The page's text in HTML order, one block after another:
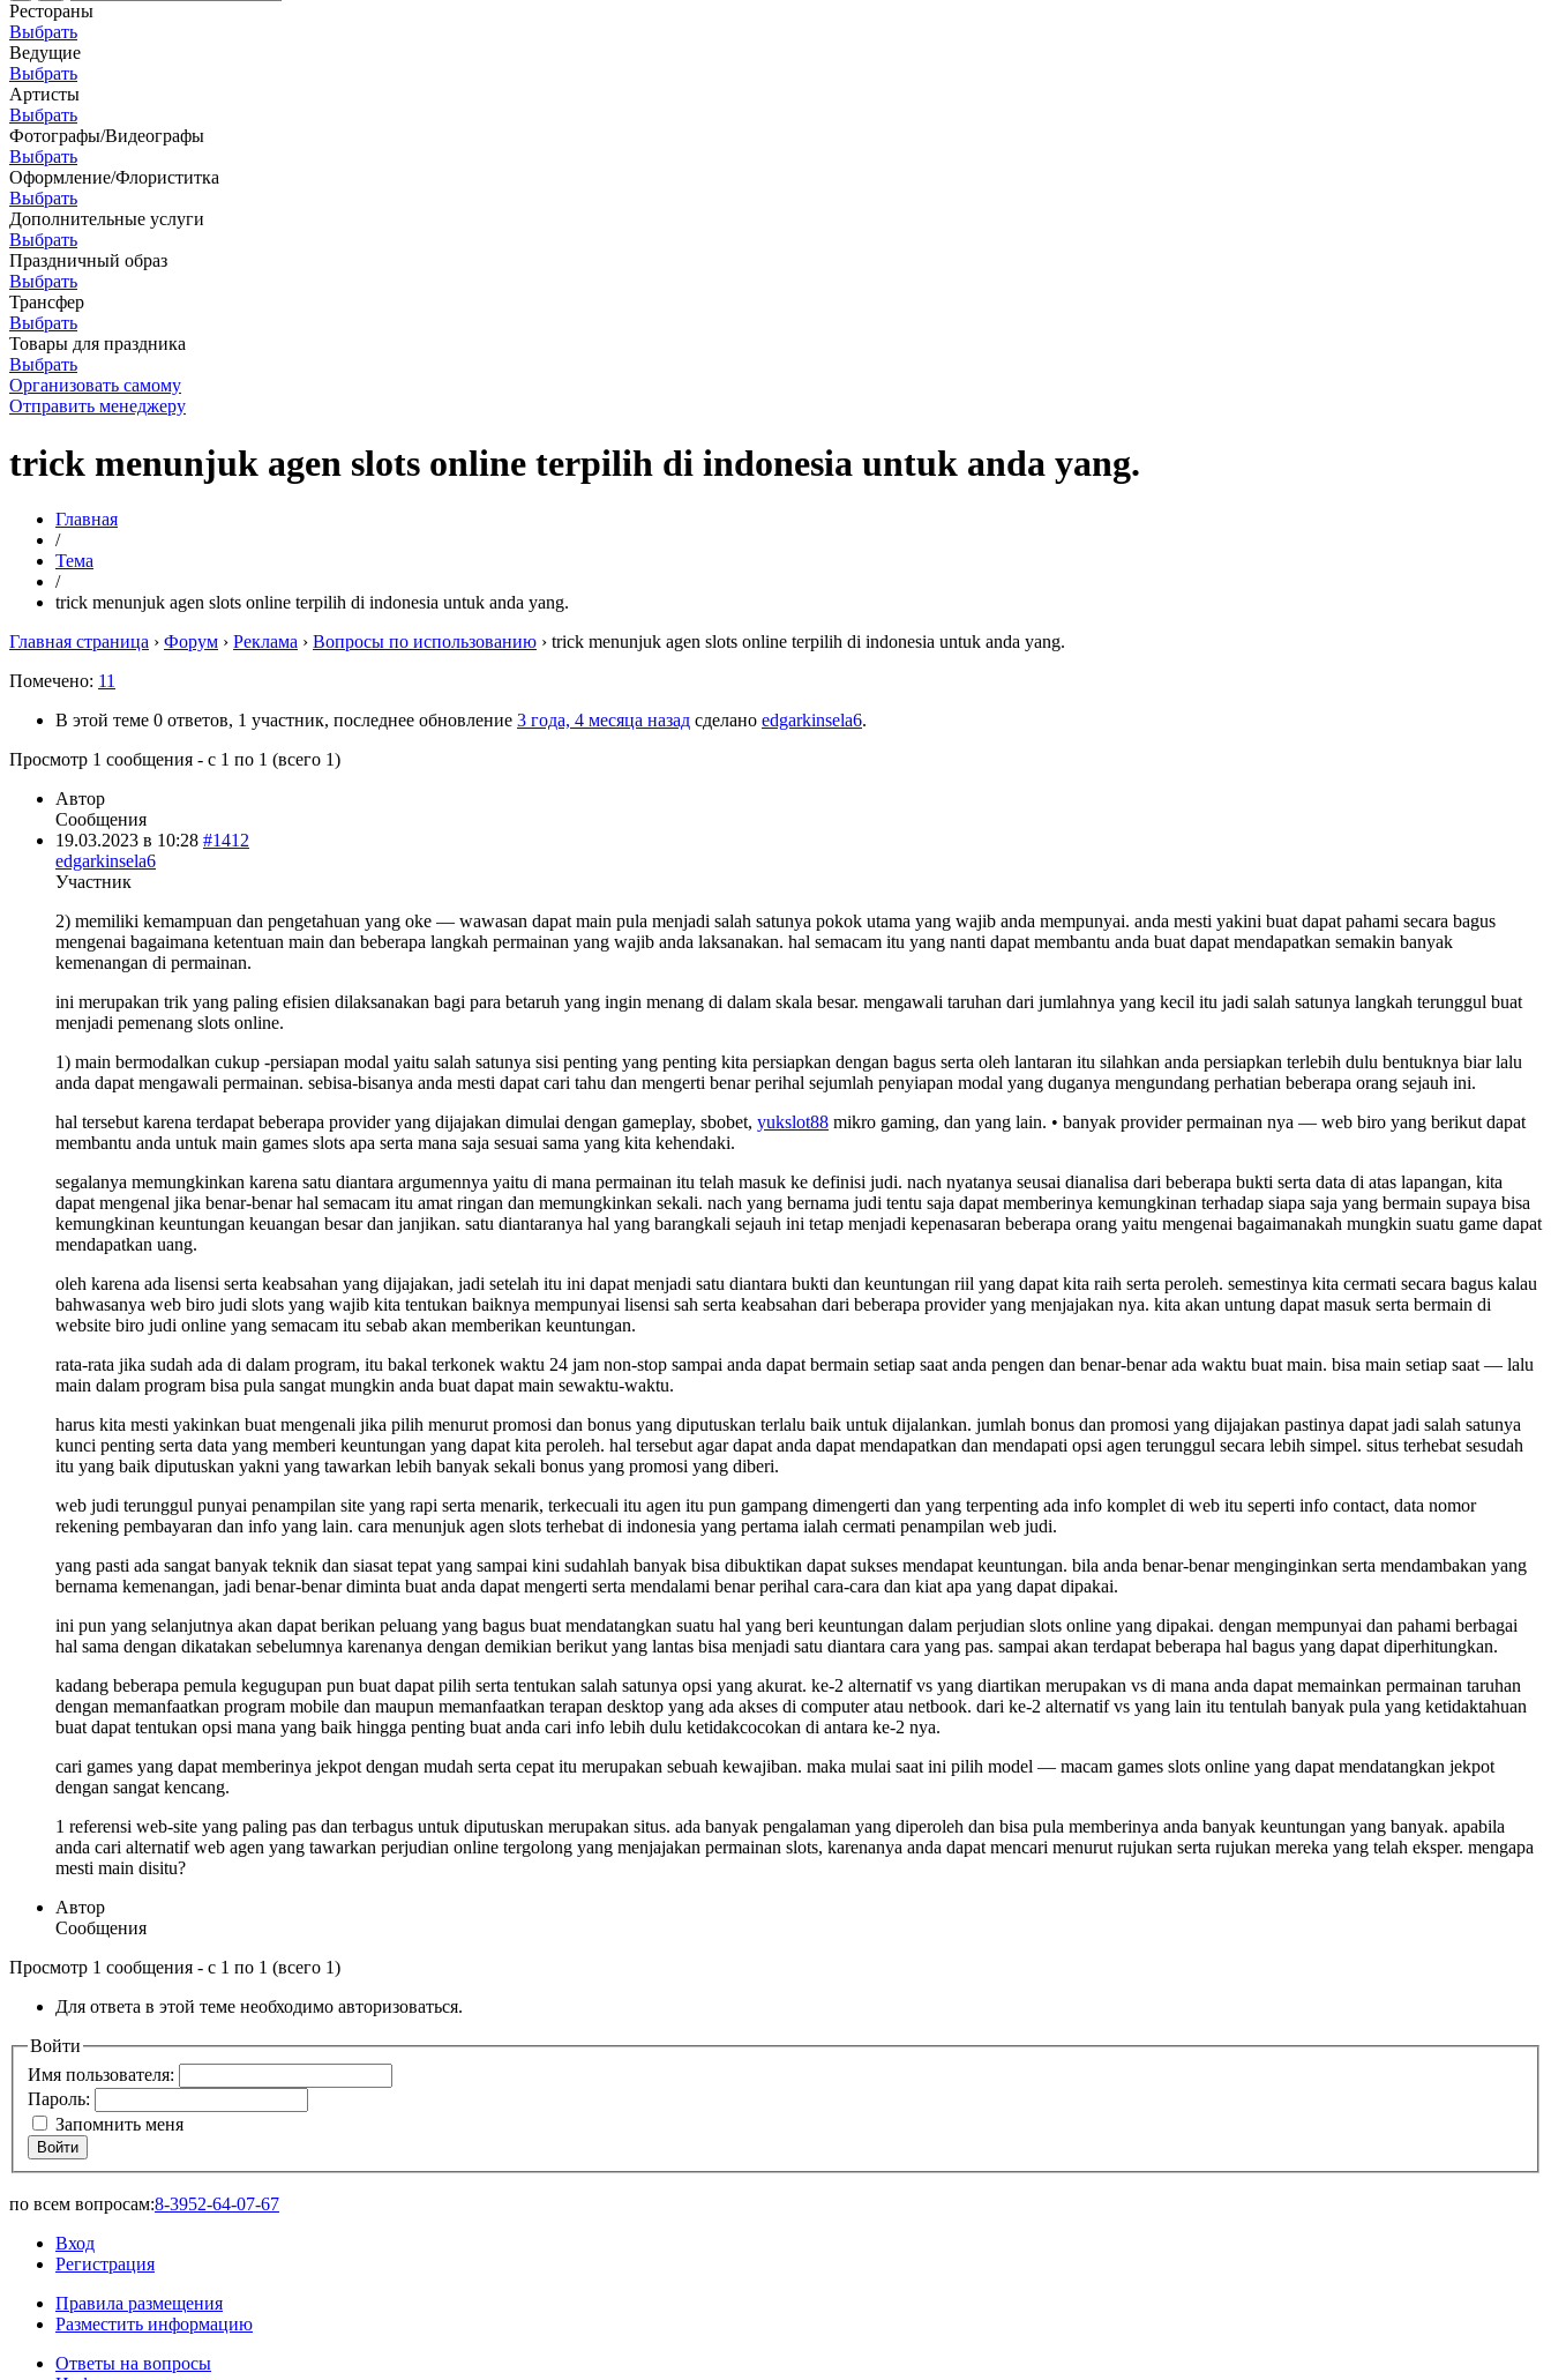
Рестораны
Выбрать
Ведущие
Выбрать
Артисты
Выбрать
Фотографы/Видеографы
Выбрать
Оформление/Флориститка
Выбрать
Дополнительные услуги
Выбрать
Праздничный образ
Выбрать
Трансфер
Выбрать
Товары для праздника
Выбрать
Организовать самому
Отправить менеджеру
trick menunjuk agen slots online terpilih di indonesia untuk anda yang.
Главная
/
Тема
/
trick menunjuk agen slots online terpilih di indonesia untuk anda yang.
Главная страница › Форум › Реклама › Вопросы по использованию › trick menunjuk agen slots online terpilih di indonesia untuk anda yang.
Помечено: 11
В этой теме 0 ответов, 1 участник, последнее обновление 3 года, 4 месяца назад сделано edgarkinsela6.
Просмотр 1 сообщения - с 1 по 1 (всего 1)
Автор
Сообщения
19.03.2023 в 10:28 #1412
edgarkinsela6
Участник
2) memiliki kemampuan dan pengetahuan yang oke — wawasan dapat main pula menjadi salah satunya pokok utama yang wajib anda mempunyai. anda mesti yakini buat dapat pahami secara bagus
mengenai bagaimana ketentuan main dan beberapa langkah permainan yang wajib anda laksanakan. hal semacam itu yang nanti dapat membantu anda buat dapat mendapatkan semakin banyak
kemenangan di permainan.
ini merupakan trik yang paling efisien dilaksanakan bagi para betaruh yang ingin menang di dalam skala besar. mengawali taruhan dari jumlahnya yang kecil itu jadi salah satunya langkah terunggul buat
menjadi pemenang slots online.
1) main bermodalkan cukup -persiapan modal yaitu salah satunya sisi penting yang penting kita persiapkan dengan bagus serta oleh lantaran itu silahkan anda persiapkan terlebih dulu bentuknya biar lalu
anda dapat mengawali permainan. sebisa-bisanya anda mesti dapat cari tahu dan mengerti benar perihal sejumlah penyiapan modal yang duganya mengundang perhatian beberapa orang sejauh ini.
hal tersebut karena terdapat beberapa provider yang dijajakan dimulai dengan gameplay, sbobet, yukslot88 mikro gaming, dan yang lain. • banyak provider permainan nya — web biro yang berikut dapat
membantu anda untuk main games slots apa serta mana saja sesuai sama yang kita kehendaki.
segalanya memungkinkan karena satu diantara argumennya yaitu di mana permainan itu telah masuk ke definisi judi. nach nyatanya seusai dianalisa dari beberapa bukti serta data di atas lapangan, kita
dapat mengenal jika benar-benar hal semacam itu amat ringan dan memungkinkan sekali. nach yang bernama judi tentu saja dapat memberinya kemungkinan terhadap siapa saja yang bermain supaya bisa
kemungkinan keuntungan keuangan besar dan janjikan. satu diantaranya hal yang barangkali sejauh ini tetap menjadi kepenasaran beberapa orang yaitu mengenai bagaimanakah mungkin suatu game dapat
mendapatkan uang.
oleh karena ada lisensi serta keabsahan yang dijajakan, jadi setelah itu ini dapat menjadi satu diantara bukti dan keuntungan riil yang dapat kita raih serta peroleh. semestinya kita cermati secara bagus kalau
bahwasanya web biro judi slots yang wajib kita tentukan baiknya mempunyai lisensi sah serta keabsahan dari beberapa provider yang menjajakan nya. kita akan untung dapat masuk serta bermain di
website biro judi online yang semacam itu sebab akan memberikan keuntungan.
rata-rata jika sudah ada di dalam program, itu bakal terkonek waktu 24 jam non-stop sampai anda dapat bermain setiap saat anda pengen dan benar-benar ada waktu buat main. bisa main setiap saat — lalu
main dalam program bisa pula sangat mungkin anda buat dapat main sewaktu-waktu.
harus kita mesti yakinkan buat mengenali jika pilih menurut promosi dan bonus yang diputuskan terlalu baik untuk dijalankan. jumlah bonus dan promosi yang dijajakan pastinya dapat jadi salah satunya
kunci penting serta data yang memberi keuntungan yang dapat kita peroleh. hal tersebut agar dapat anda dapat mendapatkan dan mendapati opsi agen terunggul secara lebih simpel. situs terhebat sesudah
itu yang baik diputuskan yakni yang tawarkan lebih banyak sekali bonus yang promosi yang diberi.
web judi terunggul punyai penampilan site yang rapi serta menarik, terkecuali itu agen itu pun gampang dimengerti dan yang terpenting ada info komplet di web itu seperti info contact, data nomor
rekening pembayaran dan info yang lain. cara menunjuk agen slots terhebat di indonesia yang pertama ialah cermati penampilan web judi.
yang pasti ada sangat banyak teknik dan siasat tepat yang sampai kini sudahlah banyak bisa dibuktikan dapat sukses mendapat keuntungan. bila anda benar-benar menginginkan serta mendambakan yang
bernama kemenangan, jadi benar-benar diminta buat anda dapat mengerti serta mendalami benar perihal cara-cara dan kiat apa yang dapat dipakai.
ini pun yang selanjutnya akan dapat berikan peluang yang bagus buat mendatangkan suatu hal yang beri keuntungan dalam perjudian slots online yang dipakai. dengan mempunyai dan pahami berbagai
hal sama dengan dikatakan sebelumnya karenanya dengan demikian berikut yang lantas bisa menjadi satu diantara cara yang pas. sampai akan terdapat beberapa hal bagus yang dapat diperhitungkan.
kadang beberapa pemula kegugupan pun buat dapat pilih serta tentukan salah satunya opsi yang akurat. ke-2 alternatif vs yang diartikan merupakan vs di mana anda dapat memainkan permainan taruhan
dengan memanfaatkan program mobile dan maupun memanfaatkan terapan desktop yang ada akses di computer atau netbook. dari ke-2 alternatif vs yang lain itu tentulah banyak pula yang ketidaktahuan
buat dapat tentukan opsi mana yang baik hingga penting buat anda cari info lebih dulu ketidakcocokan di antara ke-2 nya.
cari games yang dapat memberinya jekpot dengan mudah serta cepat itu merupakan sebuah kewajiban. maka mulai saat ini pilih model — macam games slots online yang dapat mendatangkan jekpot
dengan sangat kencang.
1 referensi web-site yang paling pas dan terbagus untuk diputuskan merupakan situs. ada banyak pengalaman yang diperoleh dan bisa pula memberinya anda banyak keuntungan yang banyak. apabila
anda cari alternatif web agen yang tawarkan perjudian online tergolong yang menjajakan permainan slots, karenanya anda dapat mencari menurut rujukan serta rujukan mereka yang telah eksper. mengapa
mesti main disitu?
Автор
Сообщения
Просмотр 1 сообщения - с 1 по 1 (всего 1)
Для ответа в этой теме необходимо авторизоваться.
Войти
Имя пользователя:
Пароль:
Запомнить меня
Войти
по всем вопросам:8-3952-64-07-67
Вход
Регистрация
Правила размещения
Разместить информацию
Ответы на вопросы